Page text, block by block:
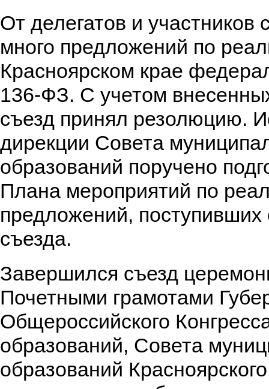
От делегатов и участников
много предложений по
Красноярском крае
136-ФЗ. С учетом
съезд принял резолюцию.
дирекции Совета
образований поручено
Плана мероприятий по
предложений, поступивших
съезда.
Завершился съезд
Почетными грамотами
Общероссийского
образований, Совета
образований